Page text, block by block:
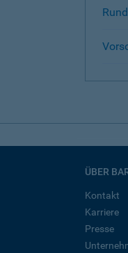
ÜBER
Kontakt
Karriere
Presse